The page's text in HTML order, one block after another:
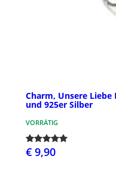
Charm, Unsere Liebe
und 925er Silber
VORRÄTIG
€ 9,90